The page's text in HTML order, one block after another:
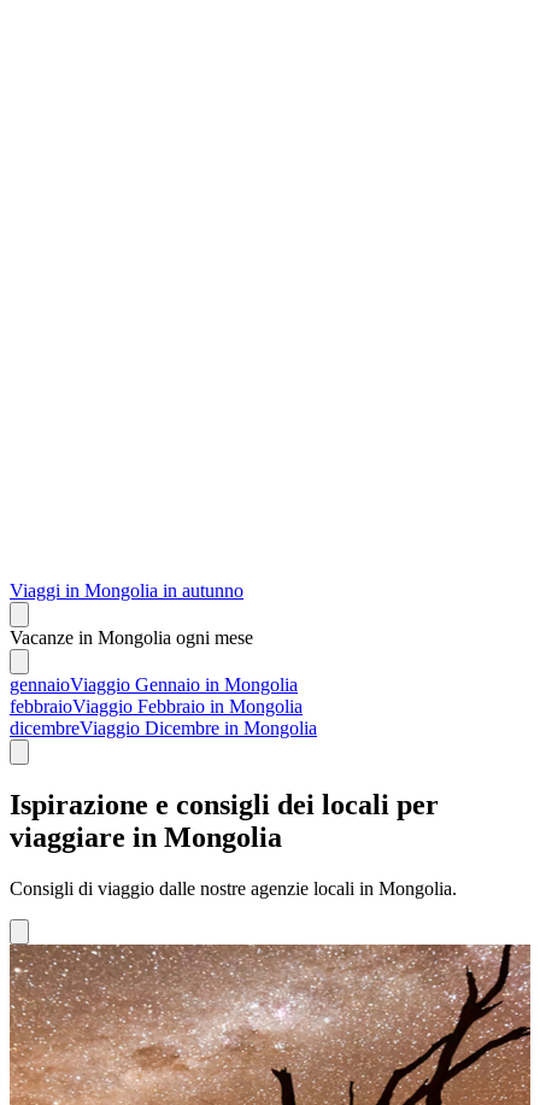
Viaggi in Mongolia in autunno
Vacanze in Mongolia ogni mese
gennaioViaggio Gennaio in Mongolia
febbraioViaggio Febbraio in Mongolia
dicembreViaggio Dicembre in Mongolia
Ispirazione e consigli dei locali per
viaggiare in Mongolia
Consigli di viaggio dalle nostre agenzie locali in Mongolia.
Natura